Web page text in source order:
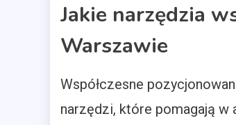
Jakie narzędzia
Warszawie
Współczesne
narzędzi, które pomagają w